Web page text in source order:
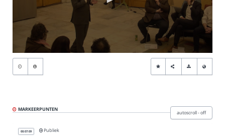
Categorieën
Kijklijst
Zoeken
Over
0
seconds
of
MARKEERPUNTEN
autoscroll - off
00:07:09 Publiek